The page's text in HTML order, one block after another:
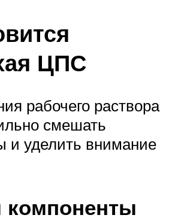
ЦПС
рабочего раствора
смешать
и уделить внимание
компоненты